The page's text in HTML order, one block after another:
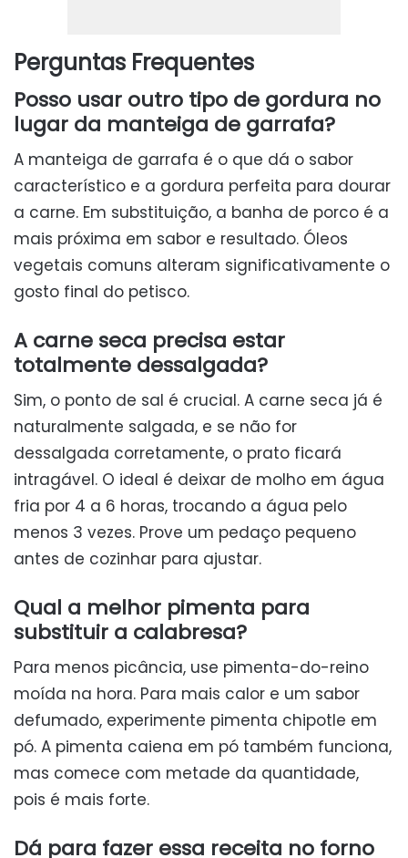
Perguntas Frequentes
Posso usar outro tipo de gordura no
lugar da manteiga de garrafa?
A manteiga de garrafa é o que dá o sabor
característico e a gordura perfeita para dourar
a carne. Em substituição, a banha de porco é a
mais próxima em sabor e resultado. Óleos
vegetais comuns alteram significativamente o
gosto final do petisco.
A carne seca precisa estar
totalmente dessalgada?
Sim, o ponto de sal é crucial. A carne seca já é
naturalmente salgada, e se não for
dessalgada corretamente, o prato ficará
intragável. O ideal é deixar de molho em água
fria por 4 a 6 horas, trocando a água pelo
menos 3 vezes. Prove um pedaço pequeno
antes de cozinhar para ajustar.
Qual a melhor pimenta para
substituir a calabresa?
Para menos picância, use pimenta-do-reino
moída na hora. Para mais calor e um sabor
defumado, experimente pimenta chipotle em
pó. A pimenta caiena em pó também funciona,
mas comece com metade da quantidade,
pois é mais forte.
Dá para fazer essa receita no forno